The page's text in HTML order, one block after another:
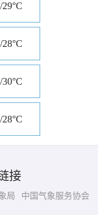
29°C
28°C
30°C
28°C
接
局 中国气象服务协会